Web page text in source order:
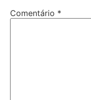
Comentário *